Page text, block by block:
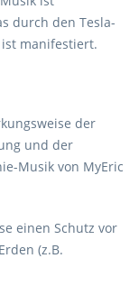
durch den Tesla-
manifestiert.
der
und der
Musik von MyEric
einen Schutz vor
(z.B.